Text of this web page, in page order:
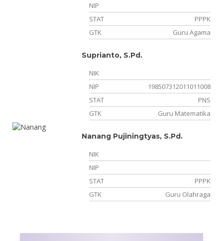
NIP
STAT
PPPK
GTK
Guru Agama
Suprianto, S.Pd.
NIK
NIP
198507312011011008
STAT
PNS
GTK
Guru Matematika
Nanang Pujiningtyas, S.Pd.
NIK
NIP
STAT
PPPK
GTK
Guru Olahraga